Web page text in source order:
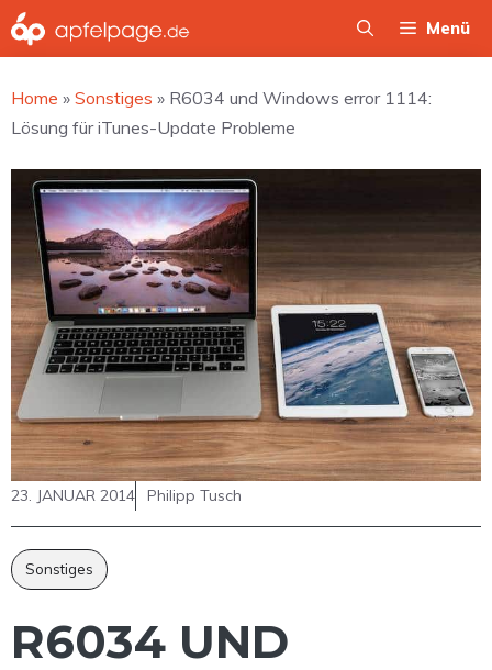
Zum
Inhalt
Menü
Home » Sonstiges » R6034 und Windows error 1114:
Lösung für iTunes-Update Probleme
23. JANUAR 2014 Philipp Tusch
Sonstiges
R6034 UND